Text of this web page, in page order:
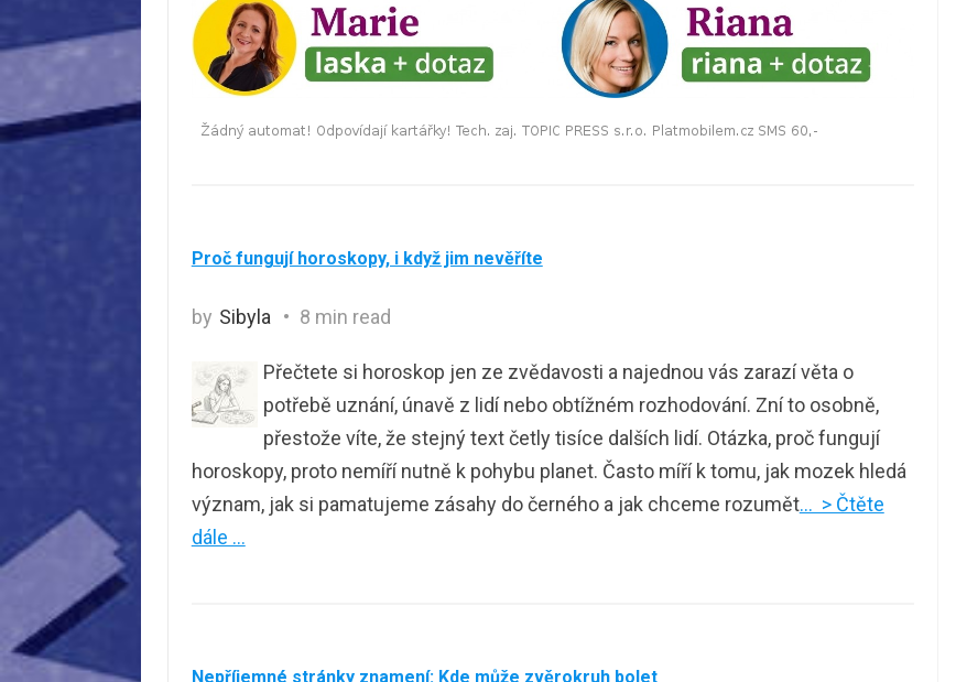
Proč fungují horoskopy, i když jim nevěříte
by Sibyla 8 min read
Přečtete si horoskop jen ze zvědavosti a najednou vás zarazí věta o
potřebě uznání, únavě z lidí nebo obtížném rozhodování. Zní to osobně,
přestože víte, že stejný text četly tisíce dalších lidí. Otázka, proč fungují
horoskopy, proto nemíří nutně k pohybu planet. Často míří k tomu, jak mozek hledá
význam, jak si pamatujeme zásahy do černého a jak chceme rozumět… > Čtěte
dále …
Nepříjemné stránky znamení: Kde může zvěrokruh bolet